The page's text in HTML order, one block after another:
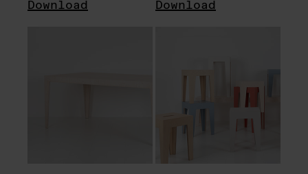
Download Download